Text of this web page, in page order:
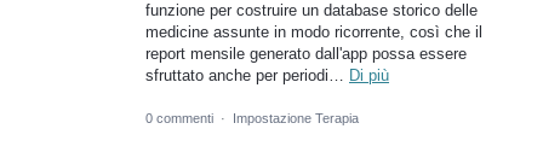
funzione per costruire un database storico delle
medicine assunte in modo ricorrente, così che il
report mensile generato dall'app possa essere
sfruttato anche per periodi… Di più
0 commenti · Impostazione Terapia